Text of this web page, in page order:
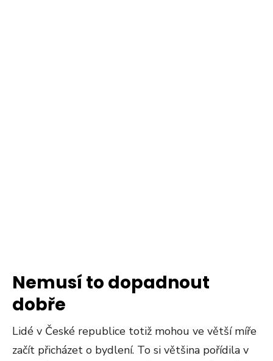
Nemusí to dopadnout
dobře
Lidé v České republice totiž mohou ve větší míře
začít přicházet o bydlení. To si většina pořídila v